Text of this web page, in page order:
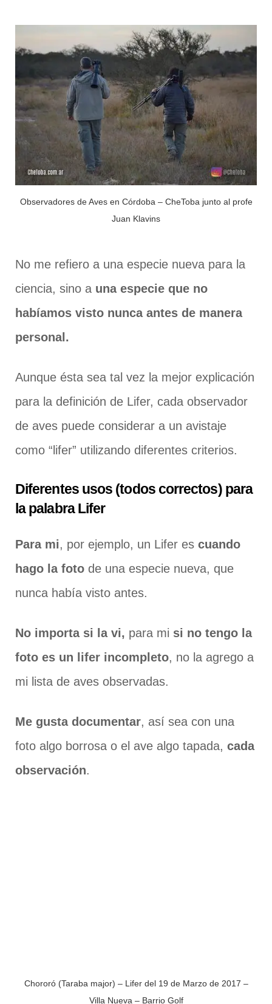
Observadores de Aves en Córdoba – CheToba junto al profe
Juan Klavins
No me refiero a una especie nueva para la
ciencia, sino a una especie que no
habíamos visto nunca antes de manera
personal.
Aunque ésta sea tal vez la mejor explicación
para la definición de Lifer, cada observador
de aves puede considerar a un avistaje
como “lifer” utilizando diferentes criterios.
Diferentes usos (todos correctos) para
la palabra Lifer
Para mi, por ejemplo, un Lifer es cuando
hago la foto de una especie nueva, que
nunca había visto antes.
No importa si la vi, para mi si no tengo la
foto es un lifer incompleto, no la agrego a
mi lista de aves observadas.
Me gusta documentar, así sea con una
foto algo borrosa o el ave algo tapada, cada
observación.
Chororó (Taraba major) – Lifer del 19 de Marzo de 2017 –
Villa Nueva – Barrio Golf